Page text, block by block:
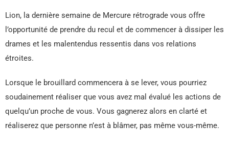
Lion, la dernière semaine de Mercure rétrograde vous offre
l’opportunité de prendre du recul et de commencer à dissiper les
drames et les malentendus ressentis dans vos relations
étroites.
Lorsque le brouillard commencera à se lever, vous pourriez
soudainement réaliser que vous avez mal évalué les actions de
quelqu’un proche de vous. Vous gagnerez alors en clarté et
réaliserez que personne n’est à blâmer, pas même vous-même.